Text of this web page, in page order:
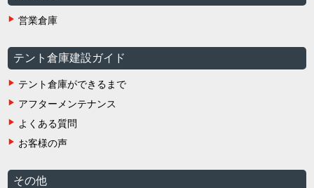
営業倉庫
テント倉庫建設ガイド
テント倉庫ができるまで
アフターメンテナンス
よくある質問
お客様の声
その他